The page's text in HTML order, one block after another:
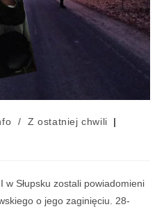
/
Z ostatniej chwili
w Słupsku zostali powiadomieni
o jego zaginięciu. 28-